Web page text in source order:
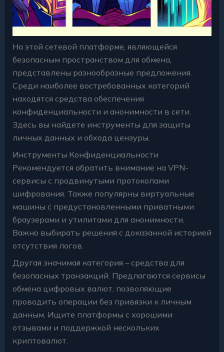
На этой сетевой платформе, являющейся
безопасным пространством для обмена,
представлены разнообразные предложения.
Среди наиболее востребованных категорий
находятся средства обеспечения
конфиденциальности и анонимности в сети.
Здесь вы найдете инструменты для защиты
личных данных и обхода цензуры.
Инструменты Конфиденциальности
Рекомендуется обратить внимание на VPN-
сервисы с продвинутыми протоколами
шифрования. Также популярны виртуальные
машины с предустановленными приватными
браузерами и утилитами для анонимности.
Важно выбирать решения с доказанной историей
отсутствия логов.
Другая значимая категория – средства для
безопасных транзакций. Предлагаются сервисы
обмена цифровых валют, позволяющие
проводить операции без привязки к личным
данным. Ищите платформы с хорошими
отзывами и поддержкой нескольких
криптовалют.